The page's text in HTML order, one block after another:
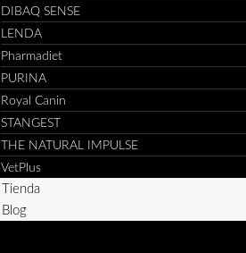
DIBAQ SENSE
LENDA
Pharmadiet
PURINA
Royal Canin
STANGEST
THE NATURAL IMPULSE
VetPlus
Tienda
Blog